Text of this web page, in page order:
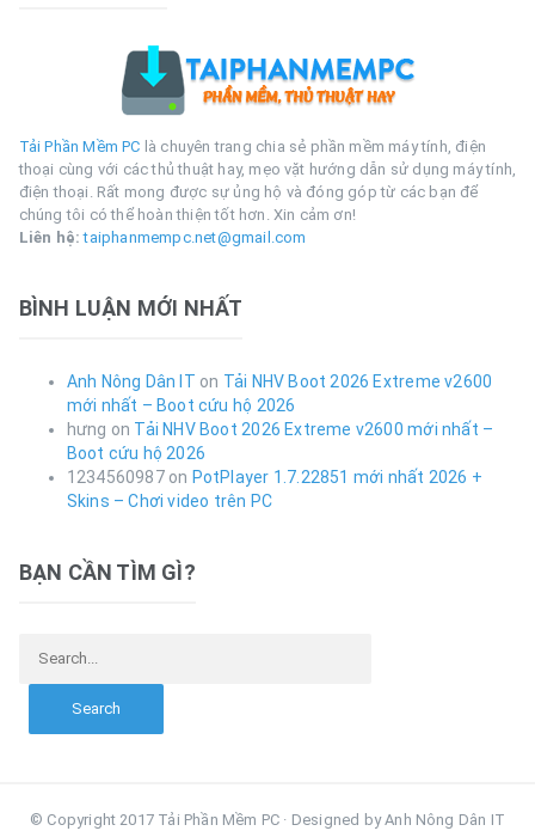
Tải Phần Mềm PC là chuyên trang chia sẻ phần mềm máy tính, điện
thoại cùng với các thủ thuật hay, mẹo vặt hướng dẫn sử dụng máy tính,
điện thoại. Rất mong được sự ủng hộ và đóng góp từ các bạn để
chúng tôi có thể hoàn thiện tốt hơn. Xin cảm ơn!
Liên hệ: taiphanmempc.net@gmail.com
BÌNH LUẬN MỚI NHẤT
Anh Nông Dân IT on Tải NHV Boot 2026 Extreme v2600
mới nhất – Boot cứu hộ 2026
hưng on Tải NHV Boot 2026 Extreme v2600 mới nhất –
Boot cứu hộ 2026
1234560987on PotPlayer 1.7.22851 mới nhất 2026 +
Skins – Chơi video trên PC
BẠN CẦN TÌM GÌ?
© Copyright 2017 Tải Phần Mềm PC · Designed by Anh Nông Dân IT